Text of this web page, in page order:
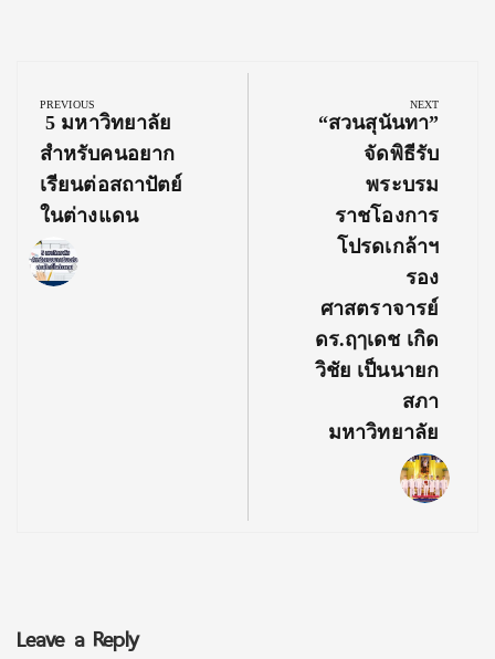
navigation
PREVIOUS
Previous
Post:
5 มหาวิทยาลัย
สำหรับคนอยาก
เรียนต่อสถาปัตย์
ในต่างแดน
NEXT
Next
“สวนสุนันทา”
จัดพิธีรับ
พระบรม
ราชโองการ
โปรดเกล้าฯ
รอง
ศาสตราจารย์
ดร.ฤๅเดช เกิด
วิชัย เป็นนายก
สภา
มหาวิทยาลัย
Leave a Reply